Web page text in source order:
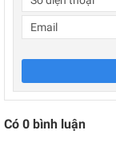
Có 0 bình luận